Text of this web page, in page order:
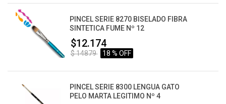
PINCEL SERIE 8270 BISELADO FIBRA
SINTETICA FUME Nº 12
$12.174
$ 14879 18 % OFF
PINCEL SERIE 8300 LENGUA GATO
PELO MARTA LEGITIMO Nº 4